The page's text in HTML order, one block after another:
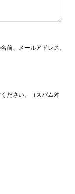
前、メールアドレス、
ださい。（スパム対